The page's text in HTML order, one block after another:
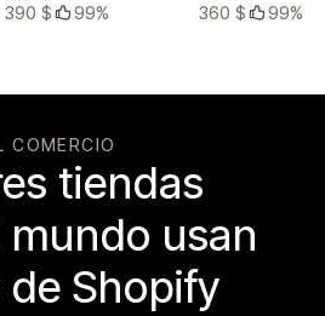
390 $
99%
360 $
99%
COMERCIO
tiendas
usan
Shopify